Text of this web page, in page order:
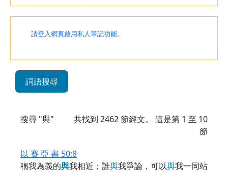
請登入網頁啟用私人筆記功能。
詞語搜尋
搜尋 "與" 共找到 2462節經文。 這是第 1 至 10
節
以 賽 亞 書 50:8
稱我為義的與我相近；誰與我爭論，可以與我一同站